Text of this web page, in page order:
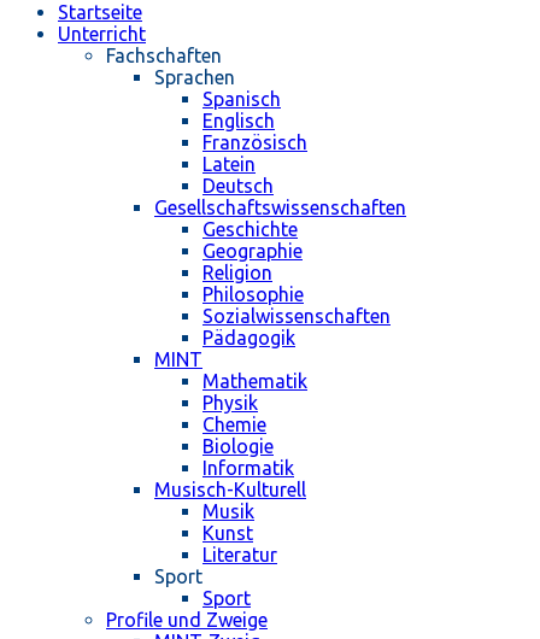
Startseite
Unterricht
Fachschaften
Sprachen
Spanisch
Englisch
Französisch
Latein
Deutsch
Gesellschaftswissenschaften
Geschichte
Geographie
Religion
Philosophie
Sozialwissenschaften
Pädagogik
MINT
Mathematik
Physik
Chemie
Biologie
Informatik
Musisch-Kulturell
Musik
Kunst
Literatur
Sport
Sport
Profile und Zweige